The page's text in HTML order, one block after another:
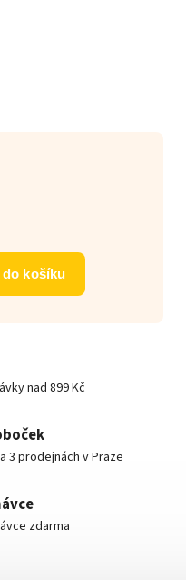
košíku
nad 899 Kč
3 prodejnách v Praze
zdarma